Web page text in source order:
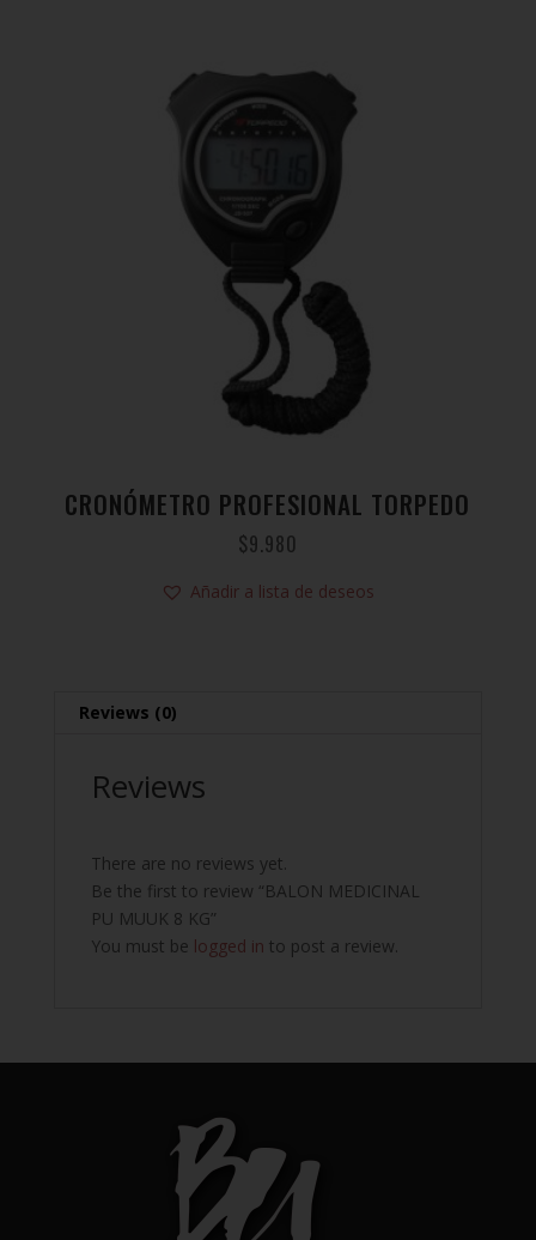
CRONÓMETRO PROFESIONAL TORPEDO
$9.980
Añadir a lista de deseos
Reviews (0)
Reviews
There are no reviews yet.
Be the first to review “BALON MEDICINAL
PU MUUK 8 KG”
You must be logged in to post a review.